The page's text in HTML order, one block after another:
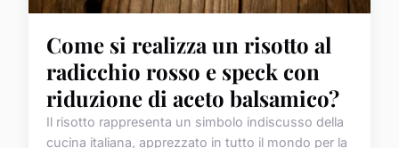
Come si realizza un risotto al
radicchio rosso e speck con
riduzione di aceto balsamico?
Il risotto rappresenta un simbolo indiscusso della
cucina italiana, apprezzato in tutto il mondo per la